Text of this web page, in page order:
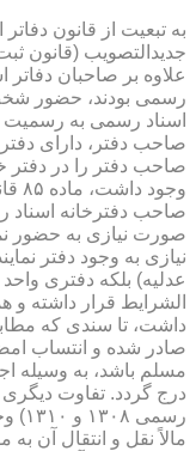
علاوه بر صاحبان
رسمی بودند، حضور شخص
اسناد رسمی به رسمیت
صاحب دفتر، دارای
صاحب دفتر را در دفتر
صاحب دفترخانه اسناد
صورت نیازی به حضور
نیازی به وجود دفتر
عدلیه) بلكه دفتری
الشرایط قرار داشته و
داشت، تا سندی كه
صادر شده و انتساب
مسلم باشد، به وسیله
درج گردد. تفاوت دیگری
مالاً نقل و انتقال آن